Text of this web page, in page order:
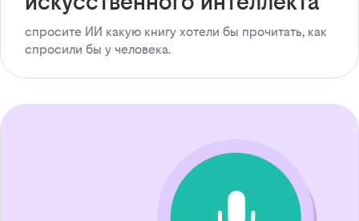
спросите ИИ какую книгу хотели бы прочитать, как
спросили бы у человека.